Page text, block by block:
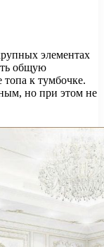
элементах
общую
к тумбочке.
но при этом не